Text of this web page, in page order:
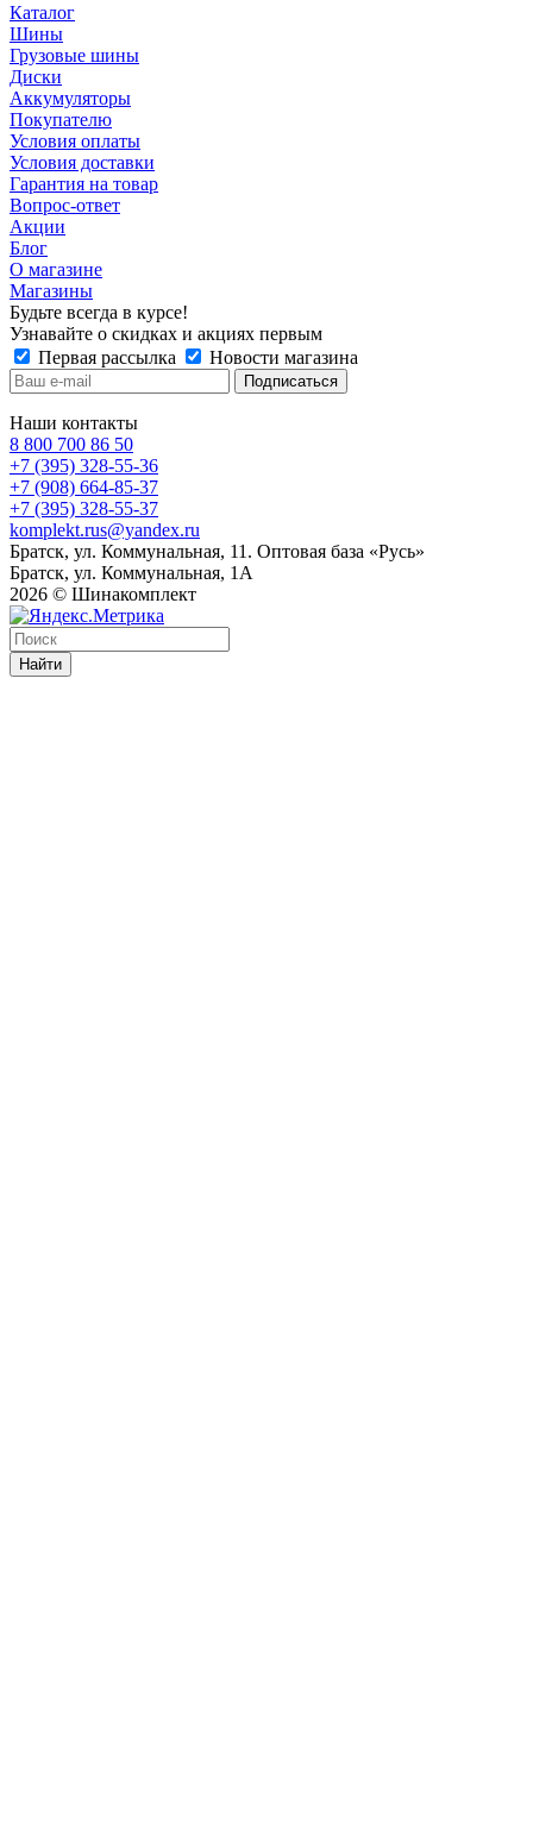
Каталог
Шины
Грузовые шины
Диски
Аккумуляторы
Покупателю
Условия оплаты
Условия доставки
Гарантия на товар
Вопрос-ответ
Акции
Блог
О магазине
Магазины
Будьте всегда в курсе!
Узнавайте о скидках и акциях первым
Первая рассылка
Новости магазина
Наши контакты
8 800 700 86 50
+7 (395) 328-55-36
+7 (908) 664-85-37
+7 (395) 328-55-37
komplekt.rus@yandex.ru
Братск, ул. Коммунальная, 11. Оптовая база «Русь»
Братск, ул. Коммунальная, 1А
2026 © Шинакомплект
Найти